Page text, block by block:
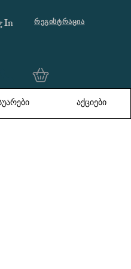
In რეგისტრაცია
აქციები